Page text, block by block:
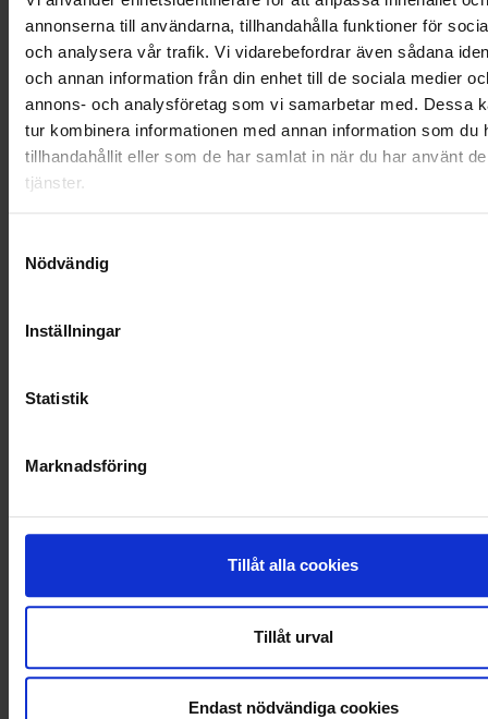
annonserna till användarna, tillhandahålla funktioner för
och analysera vår trafik. Vi vidarebefordrar även sådana
och annan information från din enhet till de sociala medier
annons- och analysföretag som vi samarbetar med. Dessa
tur kombinera informationen med annan information som du
tillhandahållit eller som de har samlat in när du har använt
tjänster.
Nödvändig
Inställningar
Statistik
Marknadsföring
Tillåt alla cookies
Tillåt urval
Endast nödvändiga cookies
NYA UPPDRAG
OHLSSONS REGION MITT
OHLSSONS REGION SYD
OHLSSONS REGION VÄST
RENHÅLLNING
SAMARBETEN